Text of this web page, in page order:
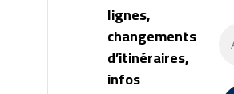
lignes,
changements
d’itinéraires,
infos